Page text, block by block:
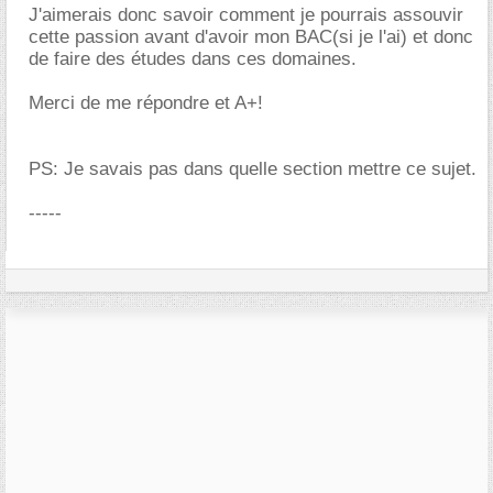
J'aimerais donc savoir comment je pourrais assouvir
cette passion avant d'avoir mon BAC(si je l'ai) et donc
de faire des études dans ces domaines.
Merci de me répondre et A+!
PS: Je savais pas dans quelle section mettre ce sujet.
-----